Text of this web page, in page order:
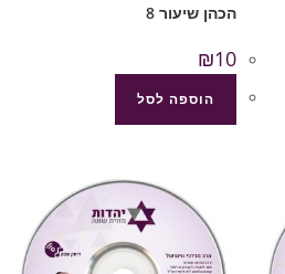
הכהן שיעור 8
₪10
הוספה לסל